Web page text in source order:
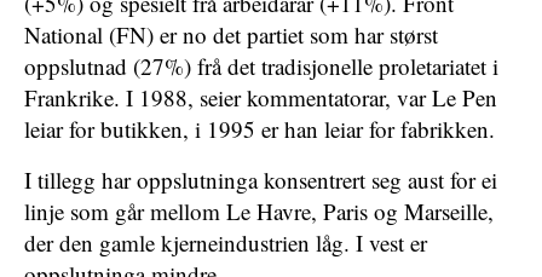
National (FN) er no det partiet som har størst
oppslutnad (27%) frå det tradisjonelle proletariatet i
Frankrike. I 1988, seier kommentatorar, var Le Pen
leiar for butikken, i 1995 er han leiar for fabrikken.
I tillegg har oppslutninga konsentrert seg aust for ei
linje som går mellom Le Havre, Paris og Marseille,
der den gamle kjerneindustrien låg. I vest er